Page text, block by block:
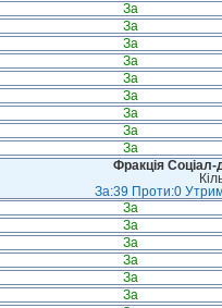
За
За
За
За
За
За
За
За
За
Фракція Соціал-
За:39 Проти:0
За
За
За
За
За
За